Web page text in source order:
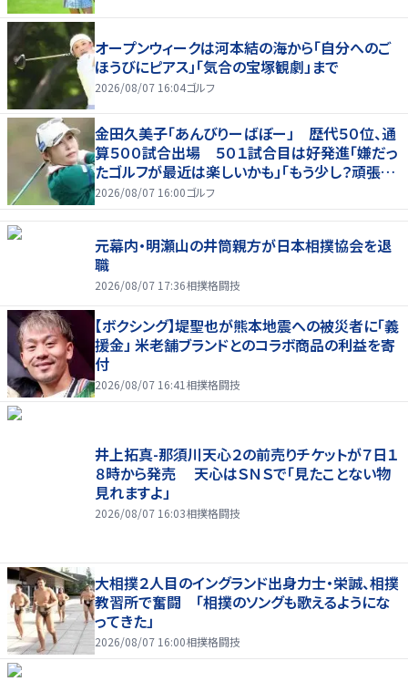
オープンウィークは河本結の海から「自分へのご
ほうびにピアス」「気合の宝塚観劇」まで
2026/08/07 16:04ゴルフ
金田久美子「あんびりーばぼー」 歴代５０位、通
算５００試合出場 ５０１試合目は好発進「嫌だっ
たゴルフが最近は楽しいかも」「もう少し？頑張り
たいな」
2026/08/07 16:00ゴルフ
元幕内・明瀬山の井筒親方が日本相撲協会を退
職
2026/08/07 17:36相撲格闘技
【ボクシング】堤聖也が熊本地震への被災者に「義
援金」 米老舗ブランドとのコラボ商品の利益を寄
付
2026/08/07 16:41 相撲格闘技
井上拓真-那須川天心２の前売りチケットが７日１
８時から発売 天心はＳＮＳで「見たことない物
見れますよ」
2026/08/07 16:03相撲格闘技
大相撲２人目のイングランド出身力士・栄誠、相撲
教習所で奮闘 「相撲のソングも歌えるようにな
ってきた」
2026/08/07 16:00相撲格闘技